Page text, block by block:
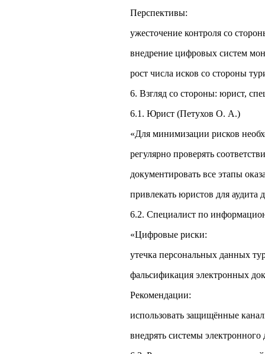
Перспективы:
ужесточение контроля со
внедрение цифровых систем
рост числа исков со стороны
6. Взгляд со стороны: юрист,
6.1. Юрист (Петухов О. А.)
«Для минимизации рисков
регулярно проверять
документировать все этапы
привлекать юристов для аудита
6.2. Специалист по
«Цифровые риски:
утечка персональных данных
фальсификация электронных
Рекомендации:
использовать защищённые
внедрять системы